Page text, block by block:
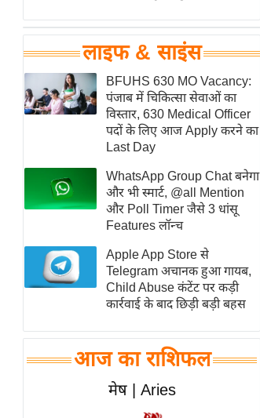
टेक्नॉलॉजी
ब्यूटी/फैशन
घरेलू नुस्खे
पर्यटन स्थल
फिटनेस मंत्रा
रिलेशनशिप
राजनीति
विश्लेषण
समसामयिक
मातृभूमि
स्तंभ
आई.
चाय पर
समीक्षा
लाइफ & साइंस
BFUHS 630 MO Vacancy:
पंजाब में चिकित्सा सेवाओं का
विस्तार, 630 Medical Officer
पदों के लिए आज Apply करने का
Last Day
WhatsApp Group Chat बनेगा
और भी स्मार्ट, @all Mention
और Poll Timer जैसे 3 धांसू
Features लॉन्च
Apple App Store से
Telegram अचानक हुआ गायब,
Child Abuse कंटेंट पर कड़ी
कार्रवाई के बाद छिड़ी बड़ी बहस
आज का राशिफल
मेष | Aries